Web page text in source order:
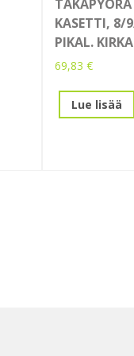
KASETTI, 8/
PIKAL.
69,83 €
Lue lisää